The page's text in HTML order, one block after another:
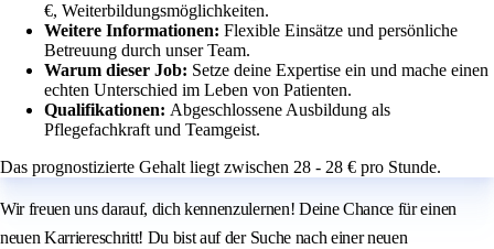
€, Weiterbildungsmöglichkeiten.
Weitere Informationen: Flexible Einsätze und persönliche
Betreuung durch unser Team.
Warum dieser Job: Setze deine Expertise ein und mache einen
echten Unterschied im Leben von Patienten.
Qualifikationen: Abgeschlossene Ausbildung als
Pflegefachkraft und Teamgeist.
Das prognostizierte Gehalt liegt zwischen 28 - 28 € pro Stunde.
Wir freuen uns darauf, dich kennenzulernen! Deine Chance für einen
neuen Karriereschritt! Du bist auf der Suche nach einer neuen